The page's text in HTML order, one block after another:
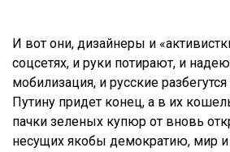
И вот они, дизайнеры и
соцсетях, и руки потирают, и
мобилизация, и русские
Путину придет конец, а в их
пачки зеленых купюр от вновь
несущих якобы демократию, мир